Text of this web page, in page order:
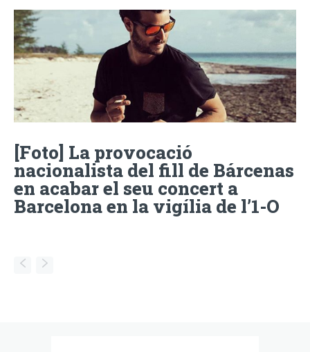
[Foto] La provocació
nacionalista del fill de Bárcenas
en acabar el seu concert a
Barcelona en la vigília de l’1-O